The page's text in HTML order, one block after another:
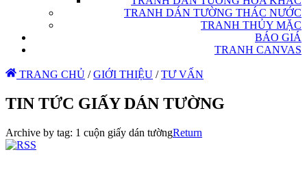
TRANH DÁN TƯỜNG THÁC NƯỚC
TRANH THỦY MẶC
BÁO GIÁ
TRANH CANVAS
TRANG CHỦ / GIỚI THIỆU / TƯ VẤN
TIN TỨC GIẤY DÁN TƯỜNG
Archive by tag: 1 cuộn giấy dán tườngReturn